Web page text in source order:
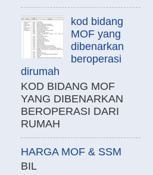
kod bidang
MOF yang
dibenarkan
beroperasi
dirumah
KOD BIDANG MOF
YANG DIBENARKAN
BEROPERASI DARI
RUMAH
HARGA MOF & SSM
BIL